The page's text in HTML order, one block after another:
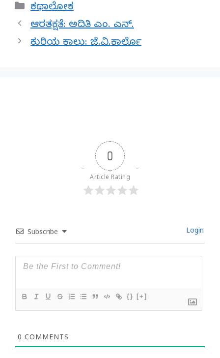
Categories
ಕಥಾಲೋಕ
ಆರತಕ್ಷತೆ: ಅದಿತಿ ಎಂ. ಎನ್.
ಕುರಿಯ ಕಾಲು: ಜೆ.ವಿ.ಕಾರ್ಲೊ
0
Article Rating
Subscribe Login
{} [+]
0 COMMENTS